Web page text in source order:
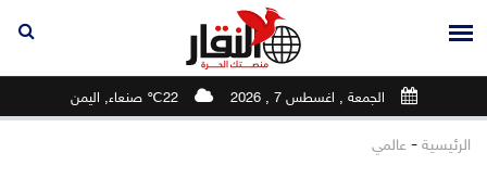
الجمعة , اغسطس 7 , 2026 22℃ صنعاء, اليمن
الرئيسية - عالمي